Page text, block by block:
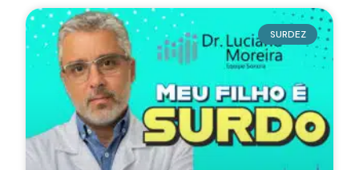
SURDEZ